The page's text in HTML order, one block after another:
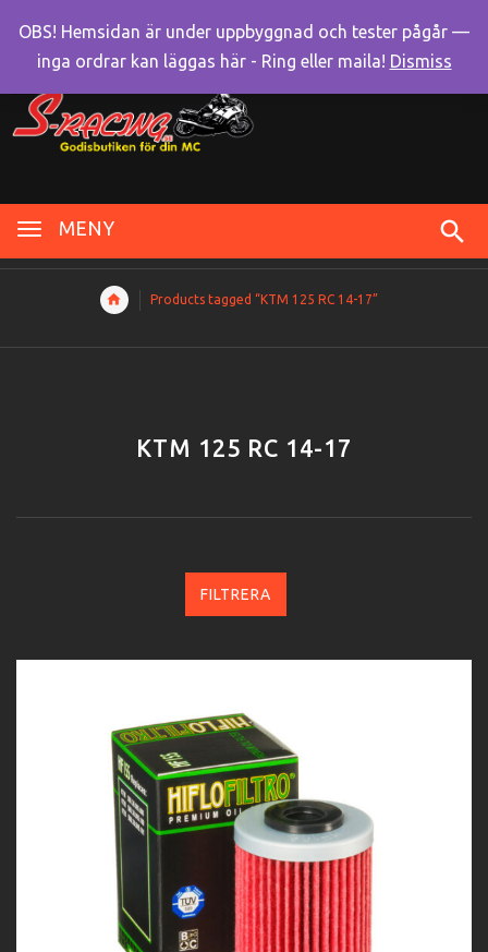
MENY
Products tagged “KTM 125 RC 14-17”
KTM 125 RC 14-17
FILTRERA
OBS! Hemsidan är under uppbyggnad och tester pågår —
inga ordrar kan läggas här - Ring eller maila! Dismiss